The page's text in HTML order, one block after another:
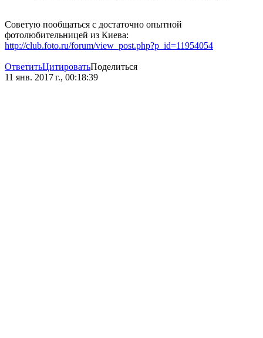
Советую пообщаться с достаточно опытной
фотолюбительницей из Киева:
http://club.foto.ru/forum/view_post.php?p_id=11954054
ОтветитьЦитироватьПоделиться
11 янв. 2017 г., 00:18:39